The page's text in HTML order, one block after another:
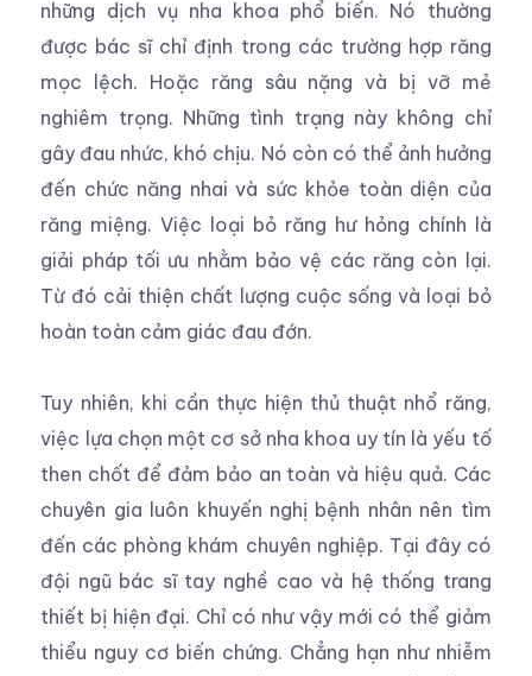
những dịch vụ nha khoa phổ biến. Nó thường
được bác sĩ chỉ định trong các trường hợp răng
mọc lệch. Hoặc răng sâu nặng và bị vỡ mẻ
nghiêm trọng. Những tình trạng này không chỉ
gây đau nhức, khó chịu. Nó còn có thể ảnh hưởng
đến chức năng nhai và sức khỏe toàn diện của
răng miệng. Việc loại bỏ răng hư hỏng chính là
giải pháp tối ưu nhằm bảo vệ các răng còn lại.
Từ đó cải thiện chất lượng cuộc sống và loại bỏ
hoàn toàn cảm giác đau đớn.
Tuy nhiên, khi cần thực hiện thủ thuật nhổ răng,
việc lựa chọn một cơ sở nha khoa uy tín là yếu tố
then chốt để đảm bảo an toàn và hiệu quả. Các
chuyên gia luôn khuyến nghị bệnh nhân nên tìm
đến các phòng khám chuyên nghiệp. Tại đây có
đội ngũ bác sĩ tay nghề cao và hệ thống trang
thiết bị hiện đại. Chỉ có như vậy mới có thể giảm
thiểu nguy cơ biến chứng. Chẳng hạn như nhiễm